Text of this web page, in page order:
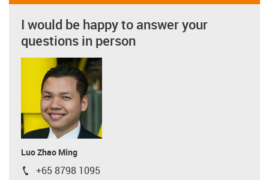
I would be happy to answer your
questions in person
Luo Zhao Ming
igus-icon-phone
+65 8798 1095